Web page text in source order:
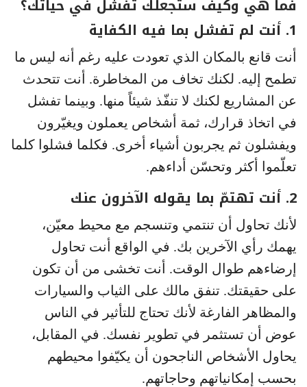
فما هي وكيف ستجعلك تفشل في حياتك؟
1. أنت لم تفشل بما فيه الكفاية
أنت قانع بالمكان الذي تعودت عليه رغم أنه ليس ما
تطمح إليه. لكنك تخاف من المخاطرة. أنت تتحدث
عن المشاريع لكنك لا تنفّذ شيئاً منها. وبينما تفشل
في اتخاذ قرارك، ثمة أشخاص يعملون ويغيّرون
ويفشلون ثم يجربون أشياء أخرى. فكلما فشلوا كلما
تعلّموا أكثر وتحسّن أداءهم.
2. أنت تهتمّ بما يقوله الآخرون عنك
لأنك تحاول أن تنتمي وتنسجم مع محيط معيّن،
يهمك رأي الآخرين بك. في الواقع أنت تحاول
إرضاءهم طوال الوقت. أنت تخشى من أن تكون
على حقيقتك. تنفق مالك على الثياب والسيارات
والمظاهر الفارغة لأنك تحتاج للتأثير في الناس
عوض أن تستثمر في تطوير نفسك. في المقابل،
يحاول الأشخاص الناجحون أن يكيّفوا محيطهم
بحسب إمكانياتهم وحاجاتهم.